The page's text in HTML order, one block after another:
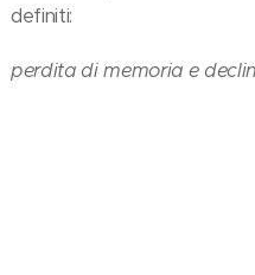
definiti:
perdita di memoria e